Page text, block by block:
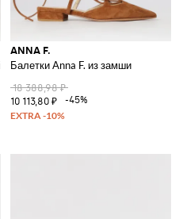
кожи
ANNA F.
Балетки Anna F. из замши
18 388,98 ₽
10 113,80 ₽
-45%